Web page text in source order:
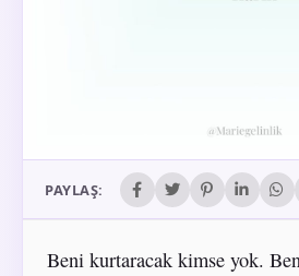
PAYLAŞ:
Beni kurtaracak kimse yok.